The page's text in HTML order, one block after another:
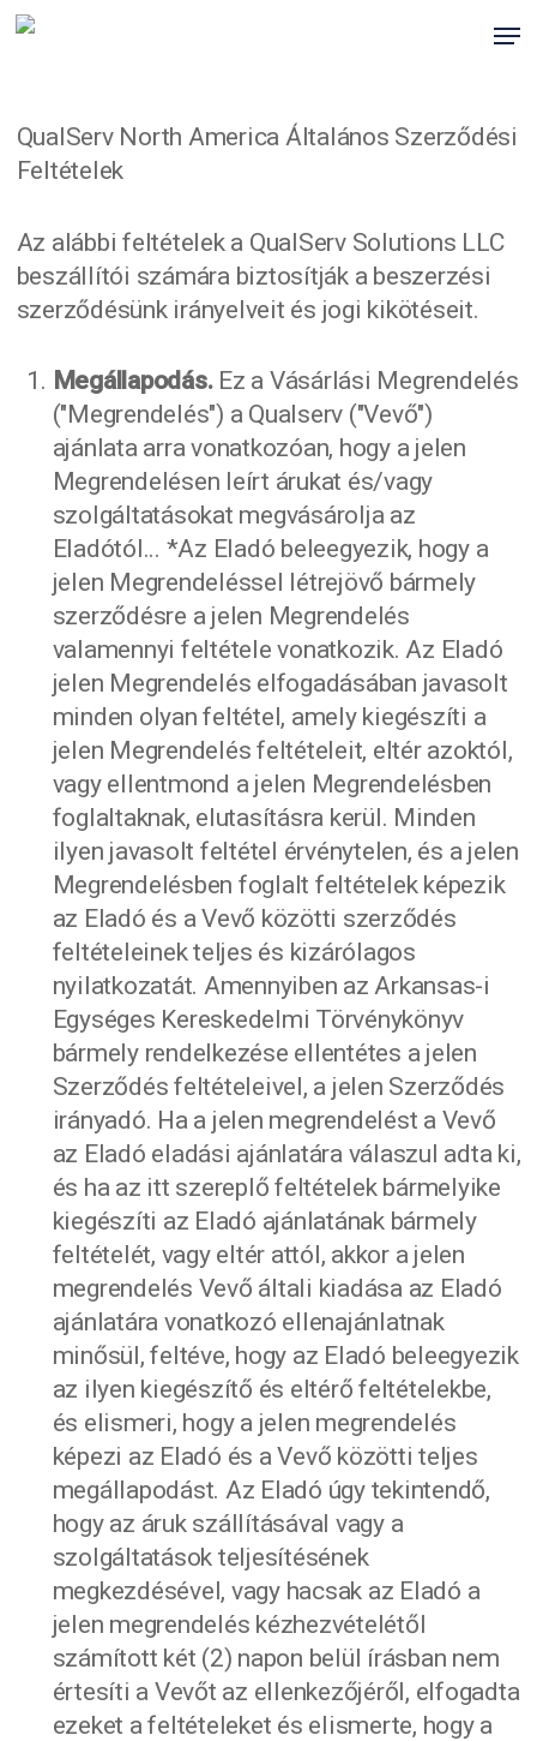
Ugrás
QualServ North America Általános Szerződési
Feltételek
Az alábbi feltételek a QualServ Solutions LLC
beszállítói számára biztosítják a beszerzési
szerződésünk irányelveit és jogi kikötéseit.
Megállapodás. Ez a Vásárlási Megrendelés
("Megrendelés") a Qualserv ("Vevő")
ajánlata arra vonatkozóan, hogy a jelen
Megrendelésen leírt árukat és/vagy
szolgáltatásokat megvásárolja az
Eladótól... *Az Eladó beleegyezik, hogy a
jelen Megrendeléssel létrejövő bármely
szerződésre a jelen Megrendelés
valamennyi feltétele vonatkozik. Az Eladó
jelen Megrendelés elfogadásában javasolt
minden olyan feltétel, amely kiegészíti a
jelen Megrendelés feltételeit, eltér azoktól,
vagy ellentmond a jelen Megrendelésben
foglaltaknak, elutasításra kerül. Minden
ilyen javasolt feltétel érvénytelen, és a jelen
Megrendelésben foglalt feltételek képezik
az Eladó és a Vevő közötti szerződés
feltételeinek teljes és kizárólagos
nyilatkozatát. Amennyiben az Arkansas-i
Egységes Kereskedelmi Törvénykönyv
bármely rendelkezése ellentétes a jelen
Szerződés feltételeivel, a jelen Szerződés
irányadó. Ha a jelen megrendelést a Vevő
az Eladó eladási ajánlatára válaszul adta ki,
és ha az itt szereplő feltételek bármelyike
kiegészíti az Eladó ajánlatának bármely
feltételét, vagy eltér attól, akkor a jelen
megrendelés Vevő általi kiadása az Eladó
ajánlatára vonatkozó ellenajánlatnak
minősül, feltéve, hogy az Eladó beleegyezik
az ilyen kiegészítő és eltérő feltételekbe,
és elismeri, hogy a jelen megrendelés
képezi az Eladó és a Vevő közötti teljes
megállapodást. Az Eladó úgy tekintendő,
hogy az áruk szállításával vagy a
szolgáltatások teljesítésének
megkezdésével, vagy hacsak az Eladó a
jelen megrendelés kézhezvételétől
számított két (2) napon belül írásban nem
értesíti a Vevőt az ellenkezőjéről, elfogadta
ezeket a feltételeket és elismerte, hogy a